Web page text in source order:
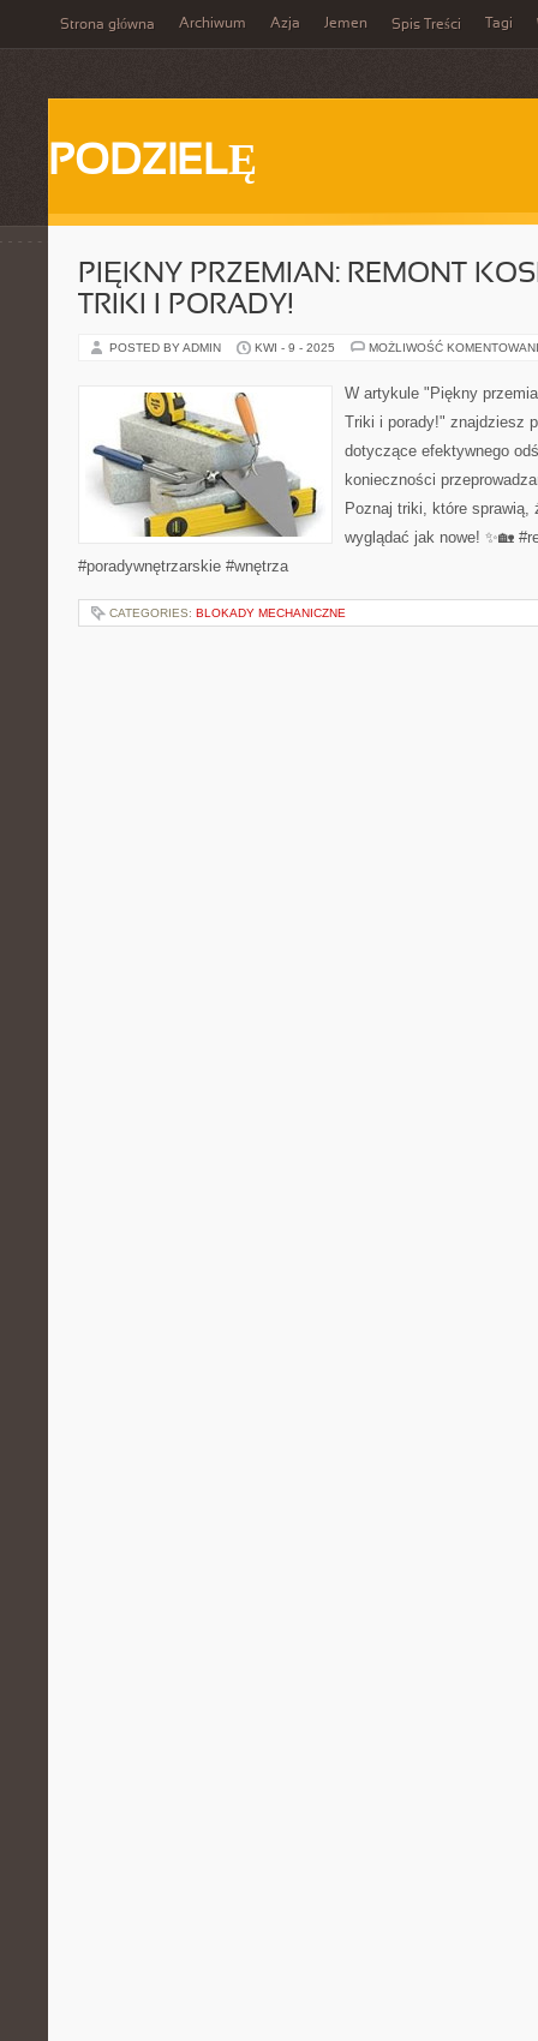
Strona główna Archiwum Azja Jemen Spis Treści Tagi
PODZIELĘ
PIĘKNY PRZEMIAN: REMONT
TRIKI I PORADY!
POSTED BY ADMIN KWI - 9 - 2025 MOŻLIWOŚĆ
W artykule "Piękny
Triki i porady!" znajdziesz
dotyczące efektywnego
konieczności
Poznaj triki, które sprawią,
wyglądać jak nowe! ✨🏡
#poradywnętrzarskie #wnętrza
CATEGORIES: BLOKADY MECHANICZNE